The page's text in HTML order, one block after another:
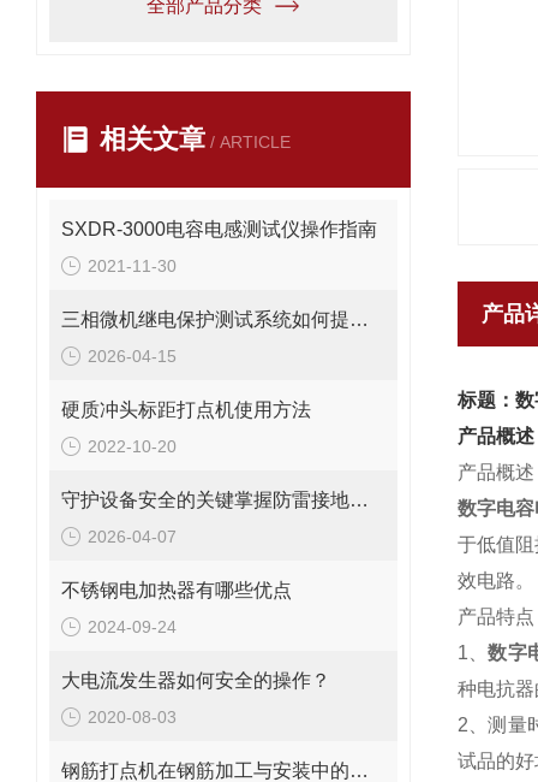
全部产品分类
相关文章 / ARTICLE
SXDR-3000电容电感测试仪操作指南
2021-11-30
三相微机继电保护测试系统如何提升效率与准确性？
2026-04-15
硬质冲头标距打点机使用方法
2022-10-20
守护设备安全的关键掌握防雷接地电阻的测量方法
2026-04-07
不锈钢电加热器有哪些优点
2024-09-24
大电流发生器如何安全的操作？
2020-08-03
钢筋打点机在钢筋加工与安装中的应用说明
产品
标题：
产品概述
产品概述
数字电
于低值
效电路。
产品特点
1、数字
种电抗
2、测量
试品的